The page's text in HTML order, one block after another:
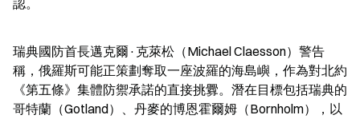
認。
瑞典國防首長邁克爾·克萊松（Michael Claesson）警告
稱，俄羅斯可能正策劃奪取一座波羅的海島嶼，作為對北約
《第五條》集體防禦承諾的直接挑釁。潛在目標包括瑞典的
哥特蘭（Gotland）、丹麥的博恩霍爾姆（Bornholm），以